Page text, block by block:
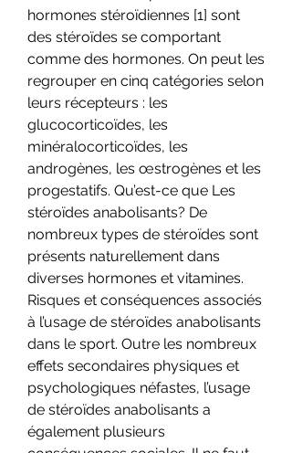
hormones stéroïdiennes [1] sont
des stéroïdes se comportant
comme des hormones. On peut les
regrouper en cinq catégories selon
leurs récepteurs : les
glucocorticoïdes, les
minéralocorticoïdes, les
androgènes, les œstrogènes et les
progestatifs. Qu’est-ce que Les
stéroïdes anabolisants? De
nombreux types de stéroïdes sont
présents naturellement dans
diverses hormones et vitamines.
Risques et conséquences associés
à l’usage de stéroïdes anabolisants
dans le sport. Outre les nombreux
effets secondaires physiques et
psychologiques néfastes, l’usage
de stéroïdes anabolisants a
également plusieurs